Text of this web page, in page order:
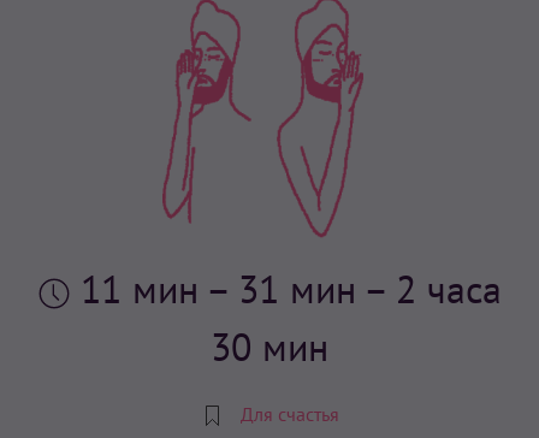
11 мин – 31 мин – 2 часа
30 мин
Для счастья